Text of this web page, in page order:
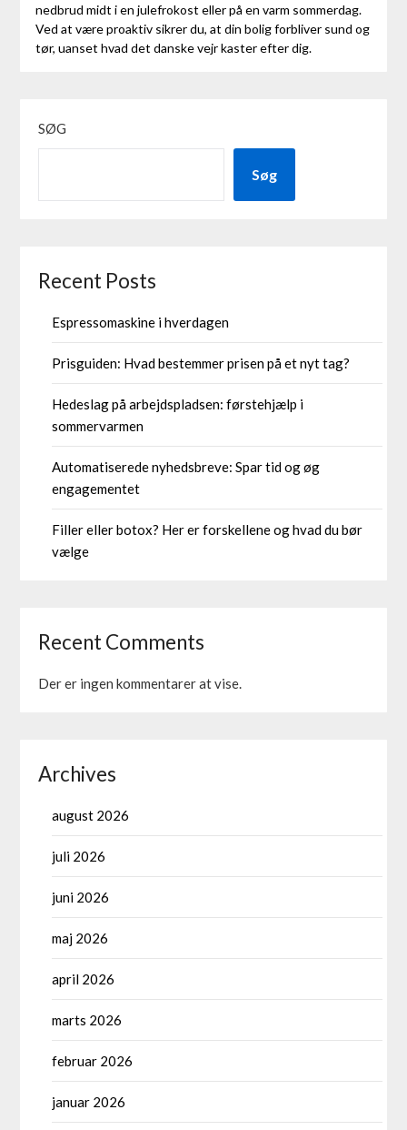
nedbrud midt i en julefrokost eller på en varm sommerdag.
Ved at være proaktiv sikrer du, at din bolig forbliver sund og
tør, uanset hvad det danske vejr kaster efter dig.
SØG
Søg
Recent Posts
Espressomaskine i hverdagen
Prisguiden: Hvad bestemmer prisen på et nyt tag?
Hedeslag på arbejdspladsen: førstehjælp i
sommervarmen
Automatiserede nyhedsbreve: Spar tid og øg
engagementet
Filler eller botox? Her er forskellene og hvad du bør
vælge
Recent Comments
Der er ingen kommentarer at vise.
Archives
august 2026
juli 2026
juni 2026
maj 2026
april 2026
marts 2026
februar 2026
januar 2026